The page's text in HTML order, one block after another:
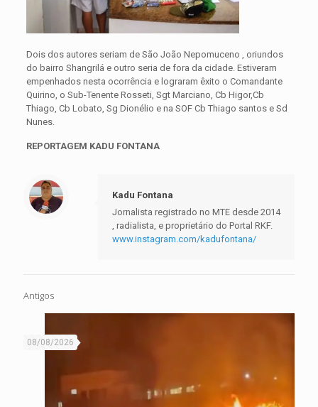
Dois dos autores seriam de São João Nepomuceno , oriundos
do bairro Shangrilá e outro seria de fora da cidade. Estiveram
empenhados nesta ocorrência e lograram êxito o Comandante
Quirino, o Sub-Tenente Rosseti, Sgt Marciano, Cb Higor,Cb
Thiago, Cb Lobato, Sg Dionélio e na SOF Cb Thiago santos e Sd
Nunes.
REPORTAGEM KADU FONTANA
Kadu Fontana
Jornalista registrado no MTE desde 2014
, radialista, e proprietário do Portal RKF.
www.instagram.com/kadufontana/
Antigos
08/08/2026